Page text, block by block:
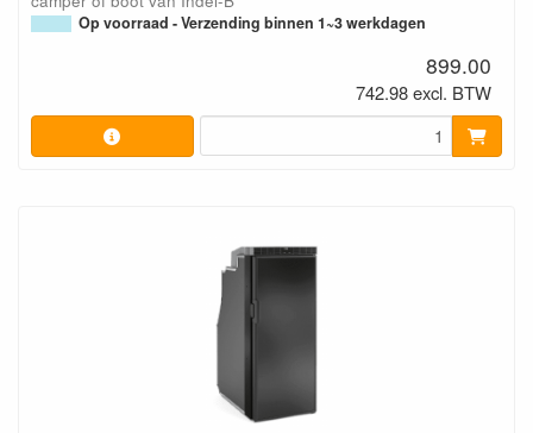
Op voorraad - Verzending binnen 1~3 werkdagen
899.00
742.98 excl. BTW